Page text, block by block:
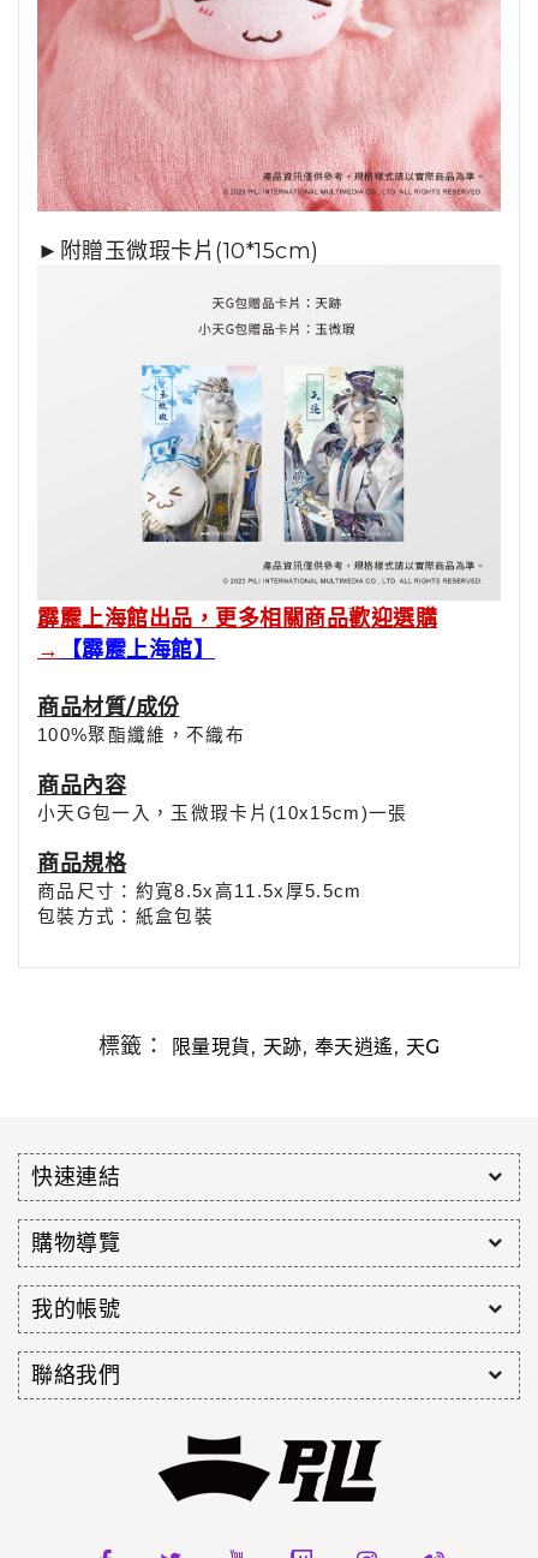
►附贈玉微瑕卡片(10*15cm)
霹靂上海館出品，更多相關商品歡迎選購
→
【霹靂上海館】
商品材質/成份
100%聚酯纖維，不織布
商品內容
小天G包一入，玉微瑕卡片(10x15cm)一張
商品規格
商品尺寸：約寬8.5x高11.5x厚5.5cm
包裝方式：紙盒包裝
標籤： 限量現貨, 天跡, 奉天逍遙, 天G
快速連結
購物導覽
我的帳號
聯絡我們